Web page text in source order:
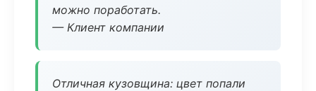
можно поработать.
— Клиент компании
Отличная кузовщина: цвет попали